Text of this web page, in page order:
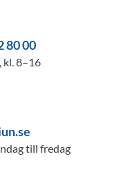
80 00
kl. 8–16
till fredag